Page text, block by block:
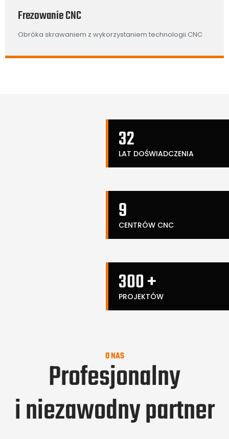
Frezowanie CNC
Obróka skrawaniem z wykorzystaniem technologii CNC
32
LAT DOŚWIADCZENIA
9
CENTRÓW CNC
300 +
PROJEKTÓW
O NAS
Profesjonalny
i niezawodny partner